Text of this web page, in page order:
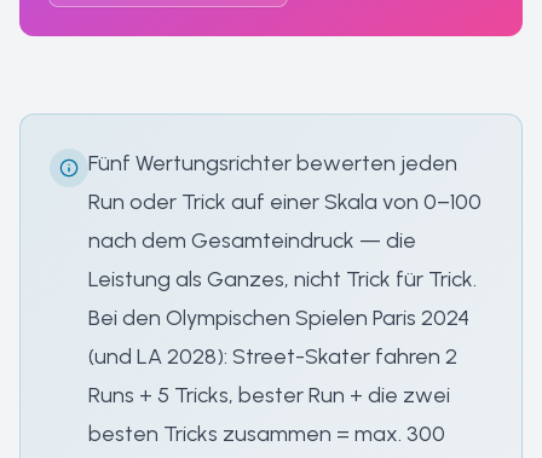
Fünf Wertungsrichter bewerten jeden
Run oder Trick auf einer Skala von 0–100
nach dem Gesamteindruck — die
Leistung als Ganzes, nicht Trick für Trick.
Bei den Olympischen Spielen Paris 2024
(und LA 2028): Street-Skater fahren 2
Runs + 5 Tricks, bester Run + die zwei
besten Tricks zusammen = max. 300